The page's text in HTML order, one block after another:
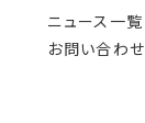
ニュース一覧
お問い合わせ